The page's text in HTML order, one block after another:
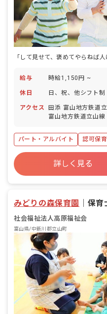
給与 時給1,150円 ~
休日 日、祝、他シフト制
アクセス
田添 富山地方鉄道
富山地方鉄道立山
パート・アルバイト 認可保
詳しく見る
みどりの森保育園 保育
社会福祉法人高原福祉会
富山県/中新川郡立山町